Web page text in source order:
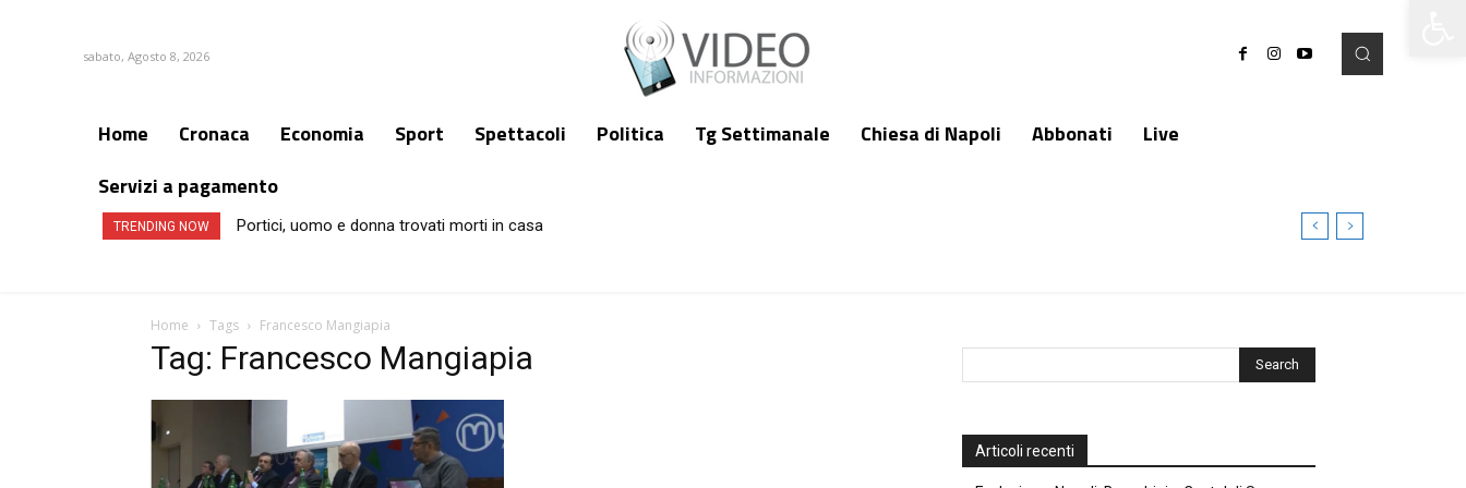
sabato, Agosto 8, 2026
Home Cronaca Economia Sport Spettacoli Politica Tg Settimanale Chiesa di Napoli Abbonati
Live
Servizi a pagamento
TRENDING NOW Portici, uomo e donna trovati morti in casa
Home Tags Francesco Mangiapia
Tag: Francesco Mangiapia
Articoli recenti